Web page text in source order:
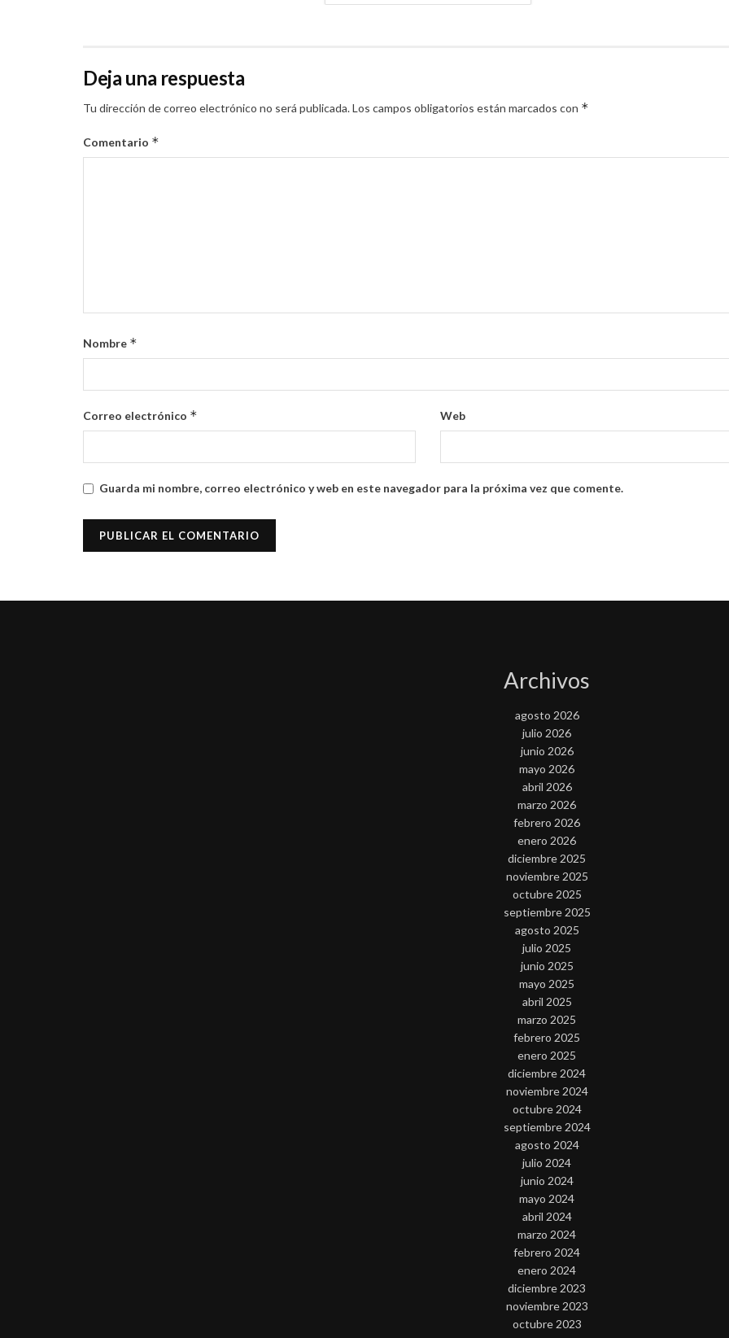
Deja una respuesta
Tu dirección de correo electrónico no será publicada.Los campos obligatorios están marcados con *
Comentario *
Nombre *
Correo electrónico * Web
Guarda mi nombre, correo electrónico y web en este navegador para la próxima vez que comente.
Archivos
agosto 2026
julio 2026
junio 2026
mayo 2026
abril 2026
marzo 2026
febrero 2026
enero 2026
diciembre 2025
noviembre 2025
octubre 2025
septiembre 2025
agosto 2025
julio 2025
junio 2025
mayo 2025
abril 2025
marzo 2025
febrero 2025
enero 2025
diciembre 2024
noviembre 2024
octubre 2024
septiembre 2024
agosto 2024
julio 2024
junio 2024
mayo 2024
abril 2024
marzo 2024
febrero 2024
enero 2024
diciembre 2023
noviembre 2023
octubre 2023